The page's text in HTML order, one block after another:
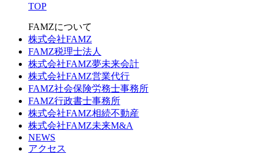
TOP
FAMZについて
株式会社FAMZ
FAMZ税理士法人
株式会社FAMZ夢未来会計
株式会社FAMZ営業代行
FAMZ社会保険労務士事務所
FAMZ行政書士事務所
株式会社FAMZ相続不動産
株式会社FAMZ未来M&A
NEWS
アクセス